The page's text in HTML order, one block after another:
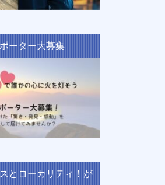
ーター大募集
とローカリティ！が